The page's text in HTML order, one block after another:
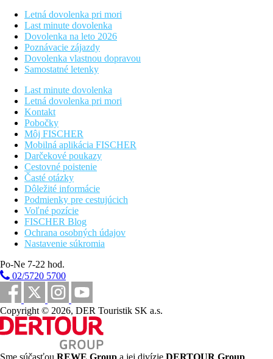
Letná dovolenka pri mori
Last minute dovolenka
Dovolenka na leto 2026
Poznávacie zájazdy
Dovolenka vlastnou dopravou
Samostatné letenky
Last minute dovolenka
Letná dovolenka pri mori
Kontakt
Pobočky
Môj FISCHER
Mobilná aplikácia FISCHER
Darčekové poukazy
Cestovné poistenie
Časté otázky
Dôležité informácie
Podmienky pre cestujúcich
Voľné pozície
FISCHER Blog
Ochrana osobných údajov
Nastavenie súkromia
Po-Ne 7-22 hod.
02/5720 5700
Copyright © 2026, DER Touristik SK a.s.
Sme súčasťou REWE Group a jej divízie DERTOUR Group